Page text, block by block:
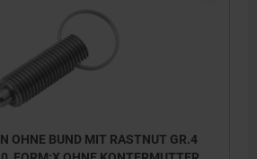
OHNE BUND MIT RASTNUT GR.4